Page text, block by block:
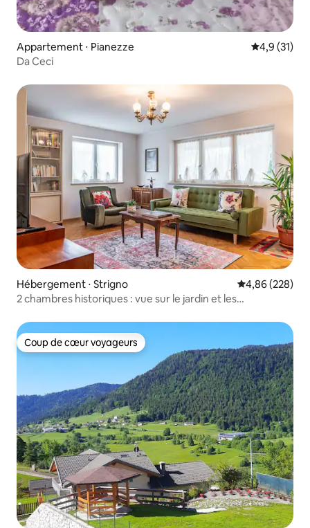
Appartement ⋅ Pianezze Évaluation
4,9 (31)
Da Ceci
Hébergement ⋅ Strigno Évaluation
4,86 (228)
2 chambres historiques : vue sur le jardin et les
Coup de cœur voyageurs
Coup de cœur voyageurs